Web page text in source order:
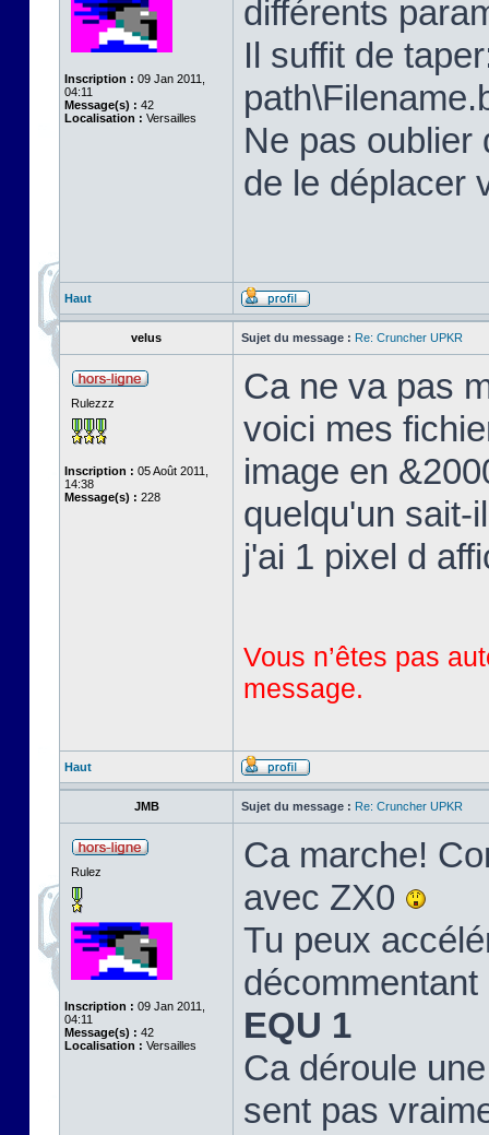
Inscription : 09 Jan 2011,
04:11
Message(s) : 42
Localisation : Versailles
différents
Il suffit de
Ne pas oublier
de le déplacer
Haut
velus Sujet du message : Re: Cruncher UPKR
Rulezzz
Inscription : 05 Août 2011,
14:38
Message(s) : 228
Ca ne va pas
voici mes
image en
quelqu'un sait-
j'ai 1 pixel d
Vous n’êtes pas
message.
Haut
JMB Sujet du message : Re: Cruncher UPKR
Rulez
Inscription : 09 Jan 2011,
04:11
Message(s) : 42
Localisation : Versailles
Ca marche!
avec ZX0
Tu peux
EQU 1
Ca déroule
sent pas